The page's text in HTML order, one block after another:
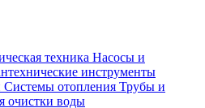
техника Насосы и
инструменты
Системы отопления Трубы и
очистки воды